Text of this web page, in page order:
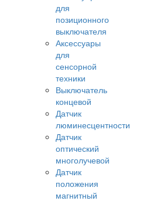
для
позиционного
выключателя
Аксессуары
для
сенсорной
техники
Выключатель
концевой
Датчик
люминесцентности
Датчик
оптический
многолучевой
Датчик
положения
магнитный